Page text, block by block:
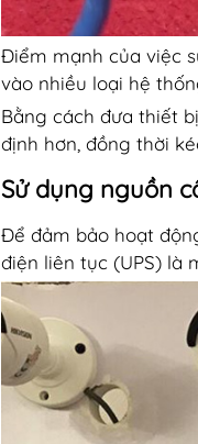
Điểm mạnh của việc
vào nhiều loại hệ
Bằng cách đưa thiết
định hơn, đồng thời
Sử dụng nguồn
Để đảm bảo hoạt
điện liên tục (UPS) là